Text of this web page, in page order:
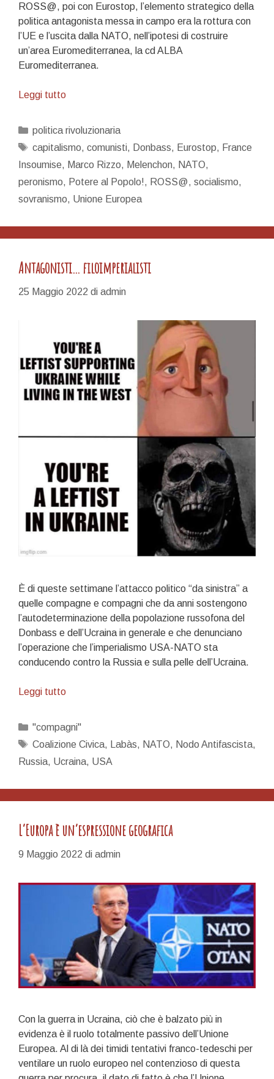
ROSS@, poi con Eurostop, l’elemento strategico della
politica antagonista messa in campo era la rottura con
l’UE e l’uscita dalla NATO, nell’ipotesi di costruire
un’area Euromediterranea, la cd ALBA
Euromediterranea.
Leggi tuttoArcobalenite
Categorie
politica rivoluzionaria
Tag
capitalismo, comunisti, Donbass, Eurostop, France
Insoumise, Marco Rizzo, Melenchon, NATO,
peronismo, Potere al Popolo!, ROSS@, socialismo,
sovranismo, Unione Europea
Antagonisti… filoimperialisti
25 Maggio 2022 di admin
È di queste settimane l’attacco politico “da sinistra” a
quelle compagne e compagni che da anni sostengono
l’autodeterminazione della popolazione russofona del
Donbass e dell’Ucraina in generale e che denunciano
l’operazione che l’imperialismo USA-NATO sta
conducendo contro la Russia e sulla pelle dell’Ucraina.
Leggi tuttoAntagonisti…
Categorie
"compagni"
Tag
Coalizione Civica, Labàs, NATO, Nodo Antifascista,
Russia, Ucraina, USA
L’Europa è un’espressione geografica
9 Maggio 2022 di admin
Con la guerra in Ucraina, ciò che è balzato più in
evidenza è il ruolo totalmente passivo dell’Unione
Europea. Al di là dei timidi tentativi franco-tedeschi per
ventilare un ruolo europeo nel contenzioso di questa